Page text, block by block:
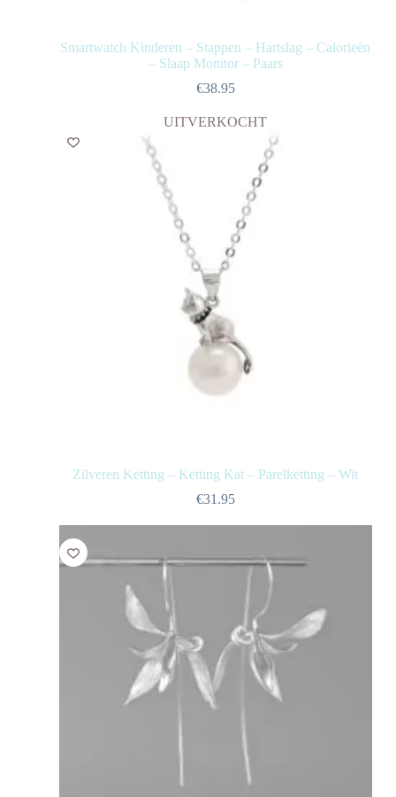
Smartwatch Kinderen – Stappen – Hartslag – Calorieën
– Slaap Monitor – Paars
€38.95
UITVERKOCHT
Zilveren Ketting – Ketting Kat – Parelketting – Wit
€31.95